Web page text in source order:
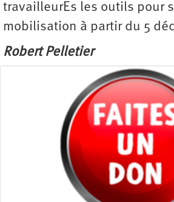
travailleurEs les outils pour
mobilisation à partir du 5
Robert Pelletier